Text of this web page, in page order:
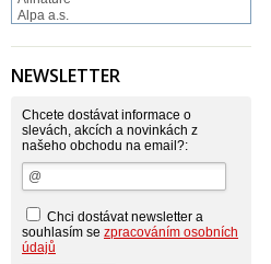
Alpa a.s.
Alufix
Astonish
Atlantic
AutoMax Group
Axcentive
BaL
Bateria
Beauty Lille
Beiersdorf - Nivea
Bella
NEWSLETTER
Chcete dostávat informace o
slevách, akcích a novinkách z
našeho obchodu na email?:
Chci dostávat newsletter a
souhlasím se zpracováním osobních
údajů